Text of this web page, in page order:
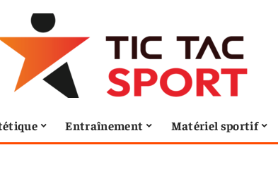
Entraînement Matériel sportif